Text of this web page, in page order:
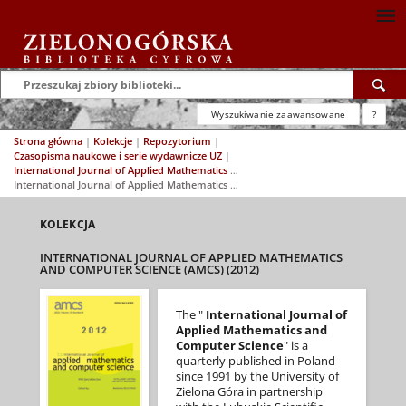
Wyszukiwanie zaawansowane ?
Strona główna | Kolekcje | Repozytorium |
Czasopisma naukowe i serie wydawnicze UZ |
International Journal of Applied Mathematics and Computer Science (AMCS)
International Journal of Applied Mathematics and Computer Science (AMCS) (2012)
KOLEKCJA
INTERNATIONAL JOURNAL OF APPLIED MATHEMATICS
AND COMPUTER SCIENCE (AMCS) (2012)
The " International Journal of
Applied Mathematics and
Computer Science" is a
quarterly published in Poland
since 1991 by the University of
Zielona Góra in partnership